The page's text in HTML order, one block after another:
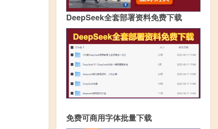
DeepSeek全套部署资料免费下载
免费可商用字体批量下载